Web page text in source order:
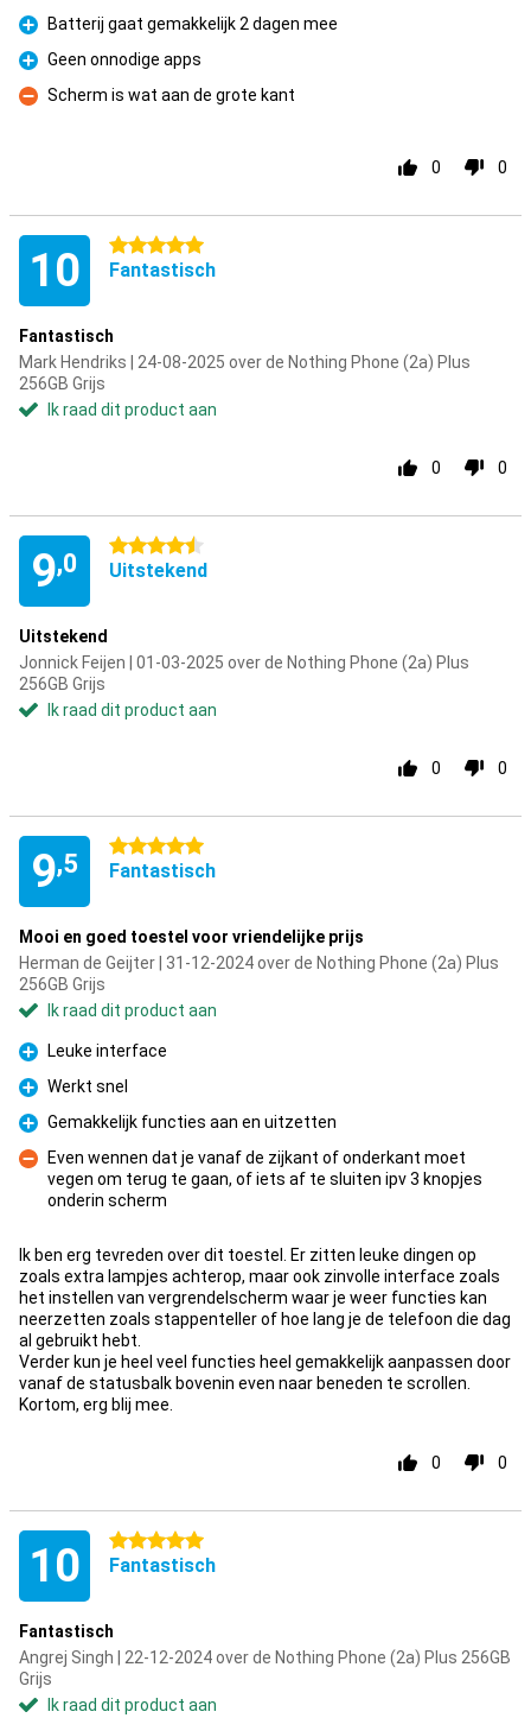
Pluspunt
Batterij gaat gemakkelijk 2 dagen mee
Pluspunt
Geen onnodige apps
Minpunt
Scherm is wat aan de grote kant
0 0
10 5 sterren
Fantastisch
Fantastisch
Mark Hendriks | 24-08-2025 over de Nothing Phone (2a) Plus
256GB Grijs
Ik raad dit product aan
0 0
9,0
4.5 sterren
Uitstekend
Uitstekend
Jonnick Feijen | 01-03-2025 over de Nothing Phone (2a) Plus
256GB Grijs
Ik raad dit product aan
0 0
9,5
5 sterren
Fantastisch
Mooi en goed toestel voor vriendelijke prijs
Herman de Geijter | 31-12-2024 over de Nothing Phone (2a) Plus
256GB Grijs
Ik raad dit product aan
Pluspunt
Leuke interface
Pluspunt
Werkt snel
Pluspunt
Gemakkelijk functies aan en uitzetten
Minpunt
Even wennen dat je vanaf de zijkant of onderkant moet
vegen om terug te gaan, of iets af te sluiten ipv 3 knopjes
onderin scherm
Ik ben erg tevreden over dit toestel. Er zitten leuke dingen op
zoals extra lampjes achterop, maar ook zinvolle interface zoals
het instellen van vergrendelscherm waar je weer functies kan
neerzetten zoals stappenteller of hoe lang je de telefoon die dag
al gebruikt hebt.
Verder kun je heel veel functies heel gemakkelijk aanpassen door
vanaf de statusbalk bovenin even naar beneden te scrollen.
Kortom, erg blij mee.
0 0
10 5 sterren
Fantastisch
Fantastisch
Angrej Singh | 22-12-2024 over de Nothing Phone (2a) Plus 256GB
Grijs
Ik raad dit product aan